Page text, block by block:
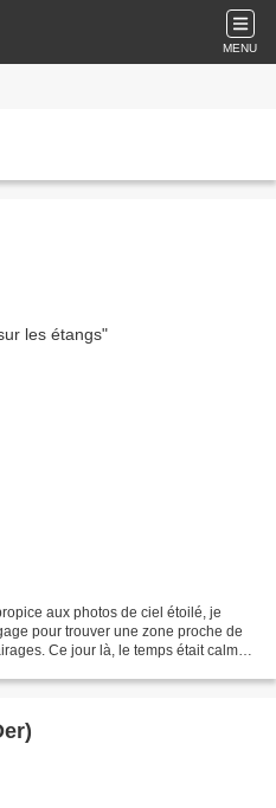
MENU
aux photos de ciel étoilé, je
pour trouver une zone proche de
Ce jour là, le temps était calme